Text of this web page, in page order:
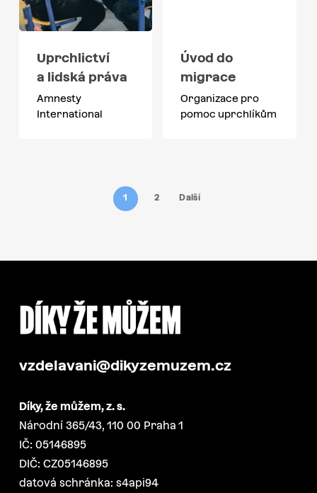
Uprchlictví
a lidská práva
Amnesty
International
Úvod do
migrace
Organizace pro
pomoc uprchlíkům
1 2 Další
vzdelavani@dikyzemuzem.cz
Díky, že můžem, z. s.
Národní 365/43, 110 00 Praha 1
IČ: 05146895
DIČ: CZ05146895
datová schránka: s4api94